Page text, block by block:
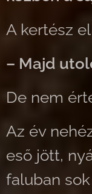
A kertész
– Majd
De nem
Az év
eső jött,
faluban